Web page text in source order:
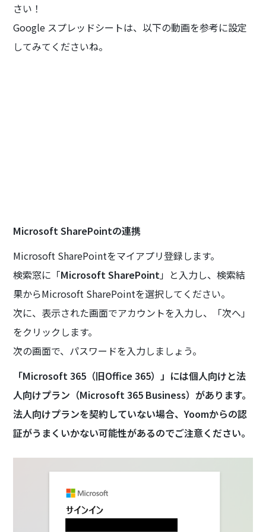
さい！
Google スプレッドシートは、以下の動画を参考に設定
してみてくださいね。
Microsoft SharePointの連携
Microsoft SharePointをマイアプリ登録します。
検索窓に「Microsoft SharePoint」と入力し、検索結
果からMicrosoft SharePointを選択してください。
次に、表示された画面でアカウントを入力し、「次へ」
をクリックします。
次の画面で、パスワードを入力しましょう。
「Microsoft 365（旧Office 365）」には個人向けと法
人向けプラン（Microsoft 365 Business）があります。
法人向けプランを契約していない場合、Yoomからの認
証がうまくいかない可能性があるのでご注意ください。